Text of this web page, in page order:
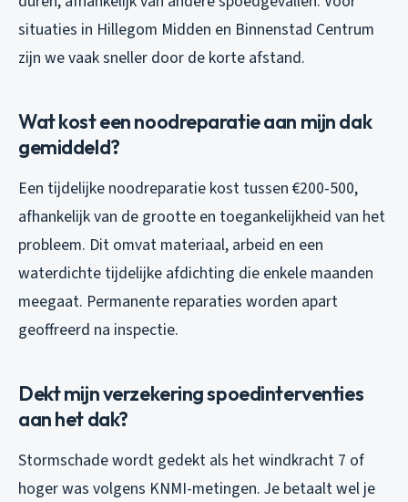
situaties in Hillegom Midden en Binnenstad Centrum
zijn we vaak sneller door de korte afstand.
Wat kost een noodreparatie aan mijn dak
gemiddeld?
Een tijdelijke noodreparatie kost tussen €200-500,
afhankelijk van de grootte en toegankelijkheid van het
probleem. Dit omvat materiaal, arbeid en een
waterdichte tijdelijke afdichting die enkele maanden
meegaat. Permanente reparaties worden apart
geoffreerd na inspectie.
Dekt mijn verzekering spoedinterventies
aan het dak?
Stormschade wordt gedekt als het windkracht 7 of
hoger was volgens KNMI-metingen. Je betaalt wel je